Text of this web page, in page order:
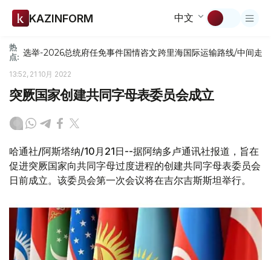
KAZINFORM 中文
热
点: 选举-2026总统府任免事件国情咨文跨里海国际运输路线/中间走廊
13:52, 21 10月 2022
突厥国家创建共同字母表委员会成立
哈通社/阿斯塔纳/10月21日--据阿纳多卢通讯社报道，旨在
促进突厥国家向共同字母过度进程的创建共同字母表委员会
日前成立。该委员会第一次会议将在吉尔吉斯斯坦举行。